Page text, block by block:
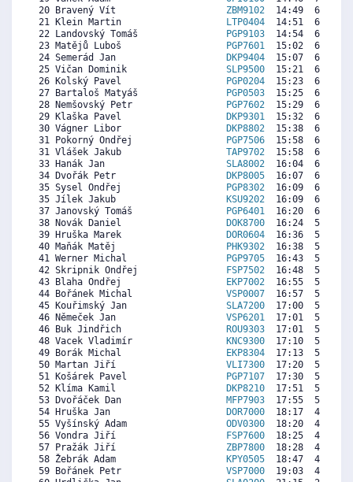
20 Bravený Vít ZBM9102
14:49  6975
21 Klein Martin
LTP0404
14:51  6953
22 Landovský Tomáš
PGP9103
14:54  6921
23 Matějů Luboš
PGP7601
15:02  6837
24 Semerád Jan
DKP9404
15:07  6783
25 Vičan Dominik SLP9500
15:21  6635
26 Kolský Pavel
PGP0204
15:23  6614
27 Bartaloš Matyáš
PGP0503
15:25  6592
28 Nemšovský Petr
PGP7602
15:29  6550
29 Klaška Pavel
DKP9301
15:32  6518
30 Vágner Libor
DKP8802
15:38  6454
31 Pokorný Ondřej
PGP7506
15:58  6242
31 Vlášek Jakub TAP9702
15:58  6242
33 Hanák Jan SLA8002
16:04  6178
34 Dvořák Petr
DKP8005
16:07  6147
35 Sysel Ondřej
PGP8302
16:09  6125
35 Jílek Jakub
KSU9202
16:09  6125
37 Janovský Tomáš
PGP6401
16:20  6009
38 Novák Daniel
DOK8700
16:24  5966
39 Hruška Marek
DOR0604
16:36  5839
40 Maňák Matěj
PHK9302
16:38  5817
41 Werner Michal
PGP9705
16:43  5764
42 Skripnik Ondřej
FSP7502
16:48  5711
43 Blaha Ondřej
EKP7002
16:55  5637
44 Bořánek Michal VSP0007
16:57  5616
45 Kouřimský Jan SLA7200
17:00  5584
46 Němeček Jan VSP6201
17:01  5573
46 Buk Jindřich
ROU9303
17:01  5573
48 Vacek Vladimír
KNC9300
17:10  5478
49 Borák Michal
EKP8304
17:13  5446
50 Martan Jiří VLI7300
17:20  5372
51 Košárek Pavel
PGP7107
17:30  5265
52 Klíma Kamil
DKP8210
17:51  5042
53 Dvořáček Dan MFP7903
17:55  5000
54 Hruška Jan
DOR7000
18:17  4766
55 Vyšínský Adam ODV0300
18:20  4735
56 Vondra Jiří
FSP7600
18:25  4682
57 Pražák Jiří ZBP7800
18:28  4650
58 Žebrák Adam
KPY0505
18:47  4448
59 Bořánek Petr VSP7000
19:03  4278